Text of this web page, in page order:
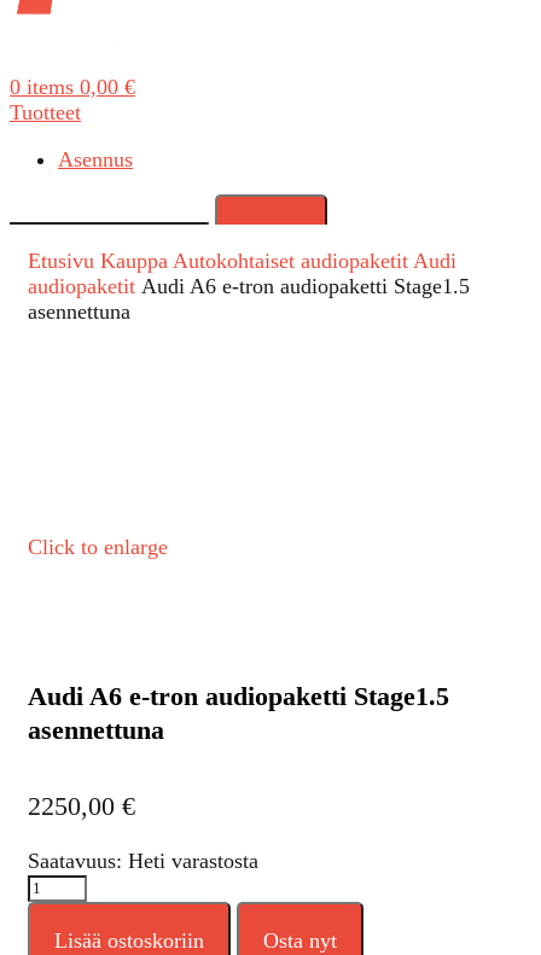
0 items 0,00 €
Tuotteet
Asennus
Etusivu Kauppa Autokohtaiset audiopaketit Audi
audiopaketit Audi A6 e-tron audiopaketti Stage1.5
asennettuna
Click to enlarge
Audi A6 e-tron audiopaketti Stage1.5
asennettuna
2250,00 €
Saatavuus: Heti varastosta
Lisää ostoskoriin Osta nyt